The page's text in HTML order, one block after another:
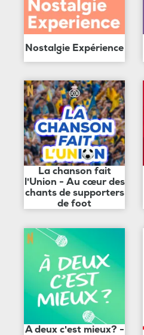
Nostalgie Expérience
La chanson fait
l'Union - Au cœur des
chants de supporters
de foot
A deux c'est mieux? -